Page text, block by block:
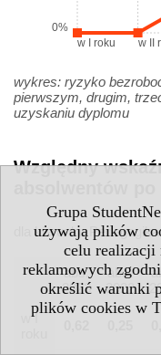
Grupa
używają plików
celu realizacji
reklamowych
określić warunki
plików cookies w
w I roku w II
0%
wykres: ryzyko
pierwszym, drugim,
uzyskaniu dyplomu
Względny
dla kierunku
abs.
2023
abs.
2022
w I